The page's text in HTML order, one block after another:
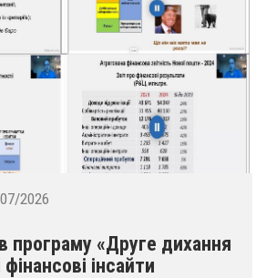
2026
програму «Друге дихання
інсайти